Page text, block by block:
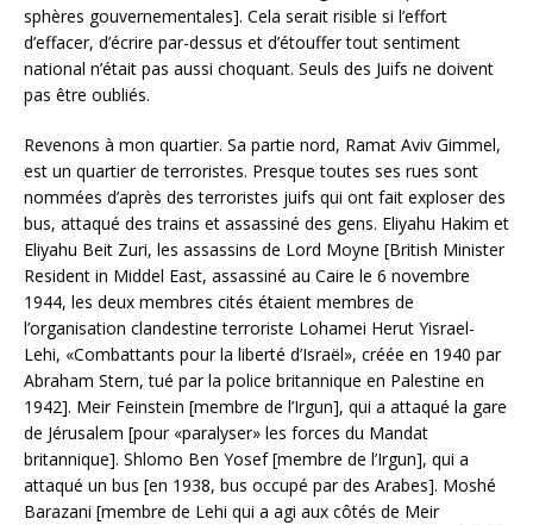
sphères gouvernementales]. Cela serait risible si l’effort
d’effacer, d’écrire par-dessus et d’étouffer tout sentiment
national n’était pas aussi choquant. Seuls des Juifs ne doivent
pas être oubliés.
Revenons à mon quartier. Sa partie nord, Ramat Aviv Gimmel,
est un quartier de terroristes. Presque toutes ses rues sont
nommées d’après des terroristes juifs qui ont fait exploser des
bus, attaqué des trains et assassiné des gens. Eliyahu Hakim et
Eliyahu Beit Zuri, les assassins de Lord Moyne [British Minister
Resident in Middel East, assassiné au Caire le 6 novembre
1944, les deux membres cités étaient membres de
l’organisation clandestine terroriste Lohamei Herut Yisrael-
Lehi, «Combattants pour la liberté d’Israël», créée en 1940 par
Abraham Stern, tué par la police britannique en Palestine en
1942]. Meir Feinstein [membre de l’Irgun], qui a attaqué la gare
de Jérusalem [pour «paralyser» les forces du Mandat
britannique]. Shlomo Ben Yosef [membre de l’Irgun], qui a
attaqué un bus [en 1938, bus occupé par des Arabes]. Moshé
Barazani [membre de Lehi qui a agi aux côtés de Meir